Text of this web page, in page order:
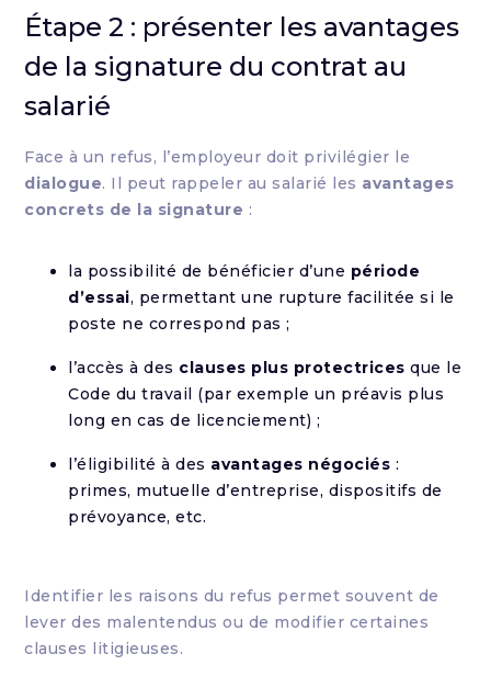
Étape 2 : présenter les avantages
de la signature du contrat au
salarié
Face à un refus, l’employeur doit privilégier le
dialogue. Il peut rappeler au salarié les avantages
concrets de la signature :
la possibilité de bénéficier d’une période
d’essai, permettant une rupture facilitée si le
poste ne correspond pas ;
l’accès à des clauses plus protectrices que le
Code du travail (par exemple un préavis plus
long en cas de licenciement) ;
l’éligibilité à des avantages négociés :
primes, mutuelle d’entreprise, dispositifs de
prévoyance, etc.
Identifier les raisons du refus permet souvent de
lever des malentendus ou de modifier certaines
clauses litigieuses.